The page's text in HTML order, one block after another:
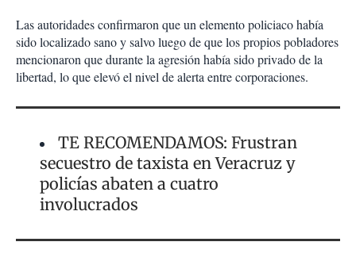
Las autoridades confirmaron que un elemento policiaco había
sido localizado sano y salvo luego de que los propios pobladores
mencionaron que durante la agresión había sido privado de la
libertad, lo que elevó el nivel de alerta entre corporaciones.
TE RECOMENDAMOS: Frustran
secuestro de taxista en Veracruz y
policías abaten a cuatro
involucrados